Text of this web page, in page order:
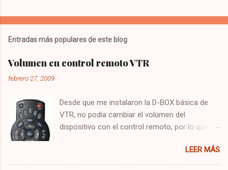
Entradas más populares de este blog
Volumen en control remoto VTR
febrero 27, 2009
Desde que me instalaron la D-BOX básica de
VTR, no podía cambiar el volúmen del
dispositivo con el control remoto, por lo que
audio, y el de VTR para cambiar los canales,
algo bastante molesto. Hoy me puse a buscar
LEER MÁS